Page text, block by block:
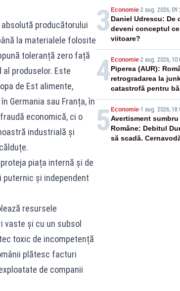
producătorului
la materialele folosite
toleranță zero față
produselor. Este
de Est alimente,
Germania sau Franța, în
economică, ci o
industrială și
piața internă și de
și independent
resursele
și cu un subsol
toxic de incompetență
plătesc facturi
de companii
3 Economie-2 aug. 2026,
Daniel Udrescu: De
deveni conceptul
viitoare?
4 Economie-2 aug. 2026,
Piperea (AUR):
retrogradarea la
catastrofă pentru
pensii
5 Economie-1 aug. 2026,
Avertisment
Române: Debitul
să scadă.